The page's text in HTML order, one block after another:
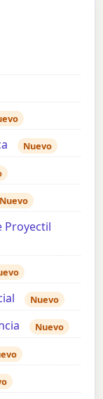
Nuevo
Nuevo
Proyectil
Nuevo
Nuevo